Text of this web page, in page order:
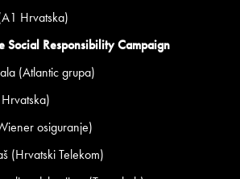
Hrvatska)
Social Responsibility Campaign
(Atlantic grupa)
osiguranje)
(Hrvatski Telekom)